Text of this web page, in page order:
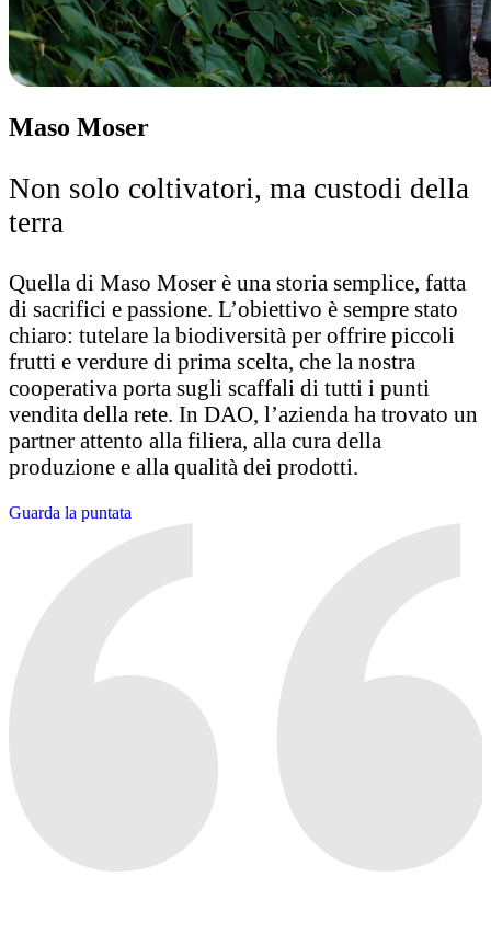
Maso Moser
Non solo coltivatori, ma custodi della
terra
Quella di Maso Moser è una storia semplice, fatta
di sacrifici e passione. L’obiettivo è sempre stato
chiaro: tutelare la biodiversità per offrire piccoli
frutti e verdure di prima scelta, che la nostra
cooperativa porta sugli scaffali di tutti i punti
vendita della rete. In DAO, l’azienda ha trovato un
partner attento alla filiera, alla cura della
produzione e alla qualità dei prodotti.
Guarda la puntata